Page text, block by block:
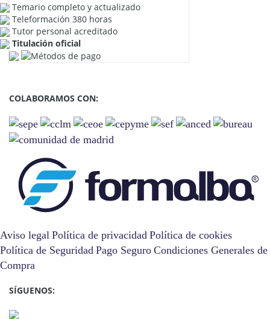
Temario completo y actualizado
Teleformación 380 horas
Tutor personal acreditado
Titulación oficial
COLABORAMOS CON:
Aviso legal Política de privacidad Política de cookies
Política de Seguridad Pago Seguro Condiciones Generales de
Compra
SÍGUENOS: